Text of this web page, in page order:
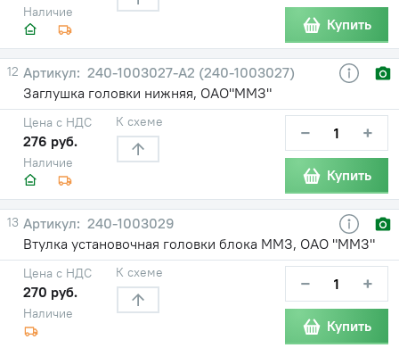
Наличие
Купить
12
240-1003027-А2 (240-1003027)
Заглушка головки нижняя, ОАО"ММЗ"
Наличие
Цена с НДС
276 руб.
К схеме − +
Купить
13
240-1003029
Втулка установочная головки блока ММЗ, ОАО "ММЗ"
Наличие
Цена с НДС
270 руб.
К схеме − +
Купить